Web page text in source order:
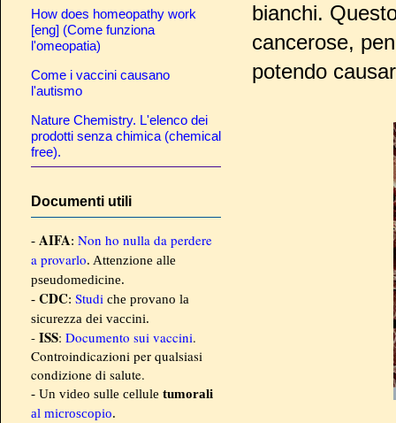
bianchi.
cancerose,
potendo
How does homeopathy work
[eng] (Come funziona
l'omeopatia)
Come i vaccini causano
l'autismo
Nature Chemistry. L'elenco dei
prodotti senza chimica (chemical
free).
Documenti utili
- AIFA: Non ho nulla da perdere
a provarlo. Attenzione alle
pseudomedicine.
- CDC: Studi che provano la
sicurezza dei vaccini.
- ISS: Documento sui vaccini.
Controindicazioni per qualsiasi
condizione di salute.
- Un video sulle cellule tumorali
al microscopio.